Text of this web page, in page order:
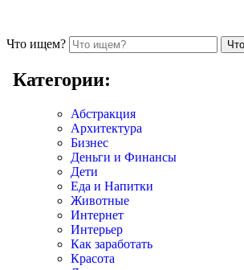
Что ищем?
Категории:
Абстракция
Архитектура
Бизнес
Деньги и Финансы
Дети
Еда и Напитки
Животные
Интернет
Интерьер
Как заработать
Красота